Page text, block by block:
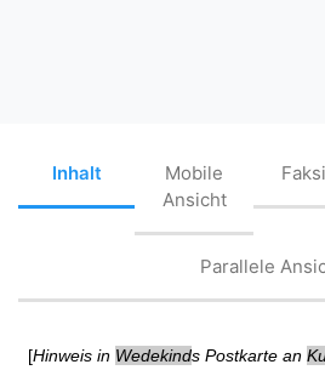
Inhalt
Mobile
Ansicht
Parallele
[Hinweis in Wedekinds Postkarte an